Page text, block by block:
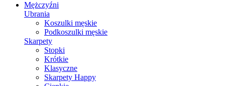
Mężczyźni
Ubrania
Koszulki męskie
Podkoszulki męskie
Skarpety
Stopki
Krótkie
Klasyczne
Skarpety Happy